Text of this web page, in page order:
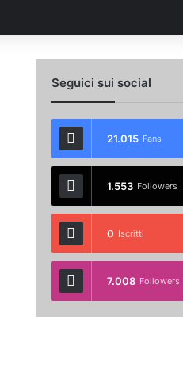
Seguici sui social
21.015 Fans
1.553 Followers
0 Iscritti
7.008 Followers